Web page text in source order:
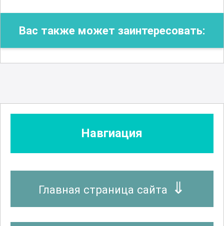
Вас также может заинтересовать:
Навгиация
Главная страница сайта